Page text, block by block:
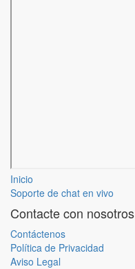
Inicio
Soporte de chat en vivo
Contacte con nosotros
Contáctenos
Política de Privacidad
Aviso Legal